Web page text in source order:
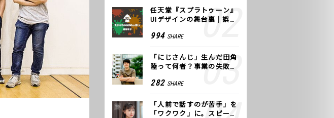
任天堂『スプラトゥーン』
UIデザインの舞台裏｜娯楽
994 SHARE
「にじさんじ」生んだ田角
陸って何者？事業の失敗
COLOR
282 SHARE
「人前で話すのが苦手」を
「ワクワク」に。スピーチ